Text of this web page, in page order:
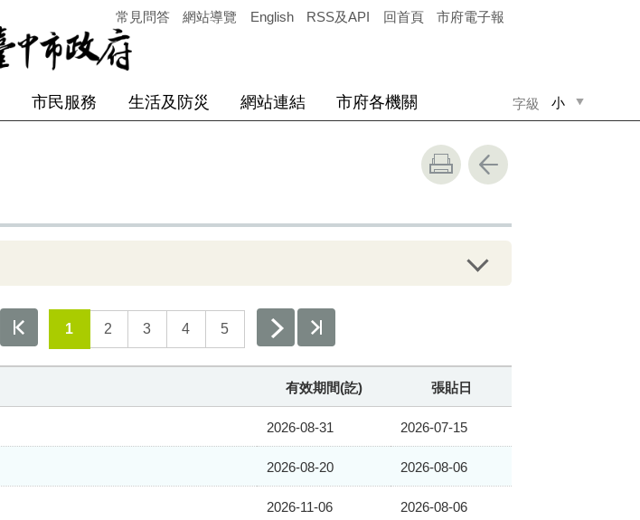
常見問答 網站導覽 English RSS及API 回首頁 市府電子報
字級 小
市民服務 生活及防災 網站連結 市府各機關
1 2 3 4 5
有效期間(訖) 張貼日
2026-08-31 2026-07-15
2026-08-20 2026-08-06
2026-11-06 2026-08-06